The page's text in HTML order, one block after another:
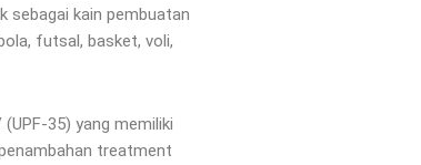
sebagai kain pembuatan
futsal, basket, voli,
35) yang memiliki
treatment